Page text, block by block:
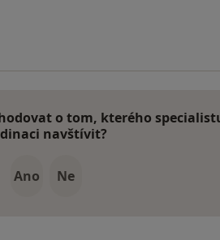
Pacient
o tom, kterého
navštívit?
Ano Ne